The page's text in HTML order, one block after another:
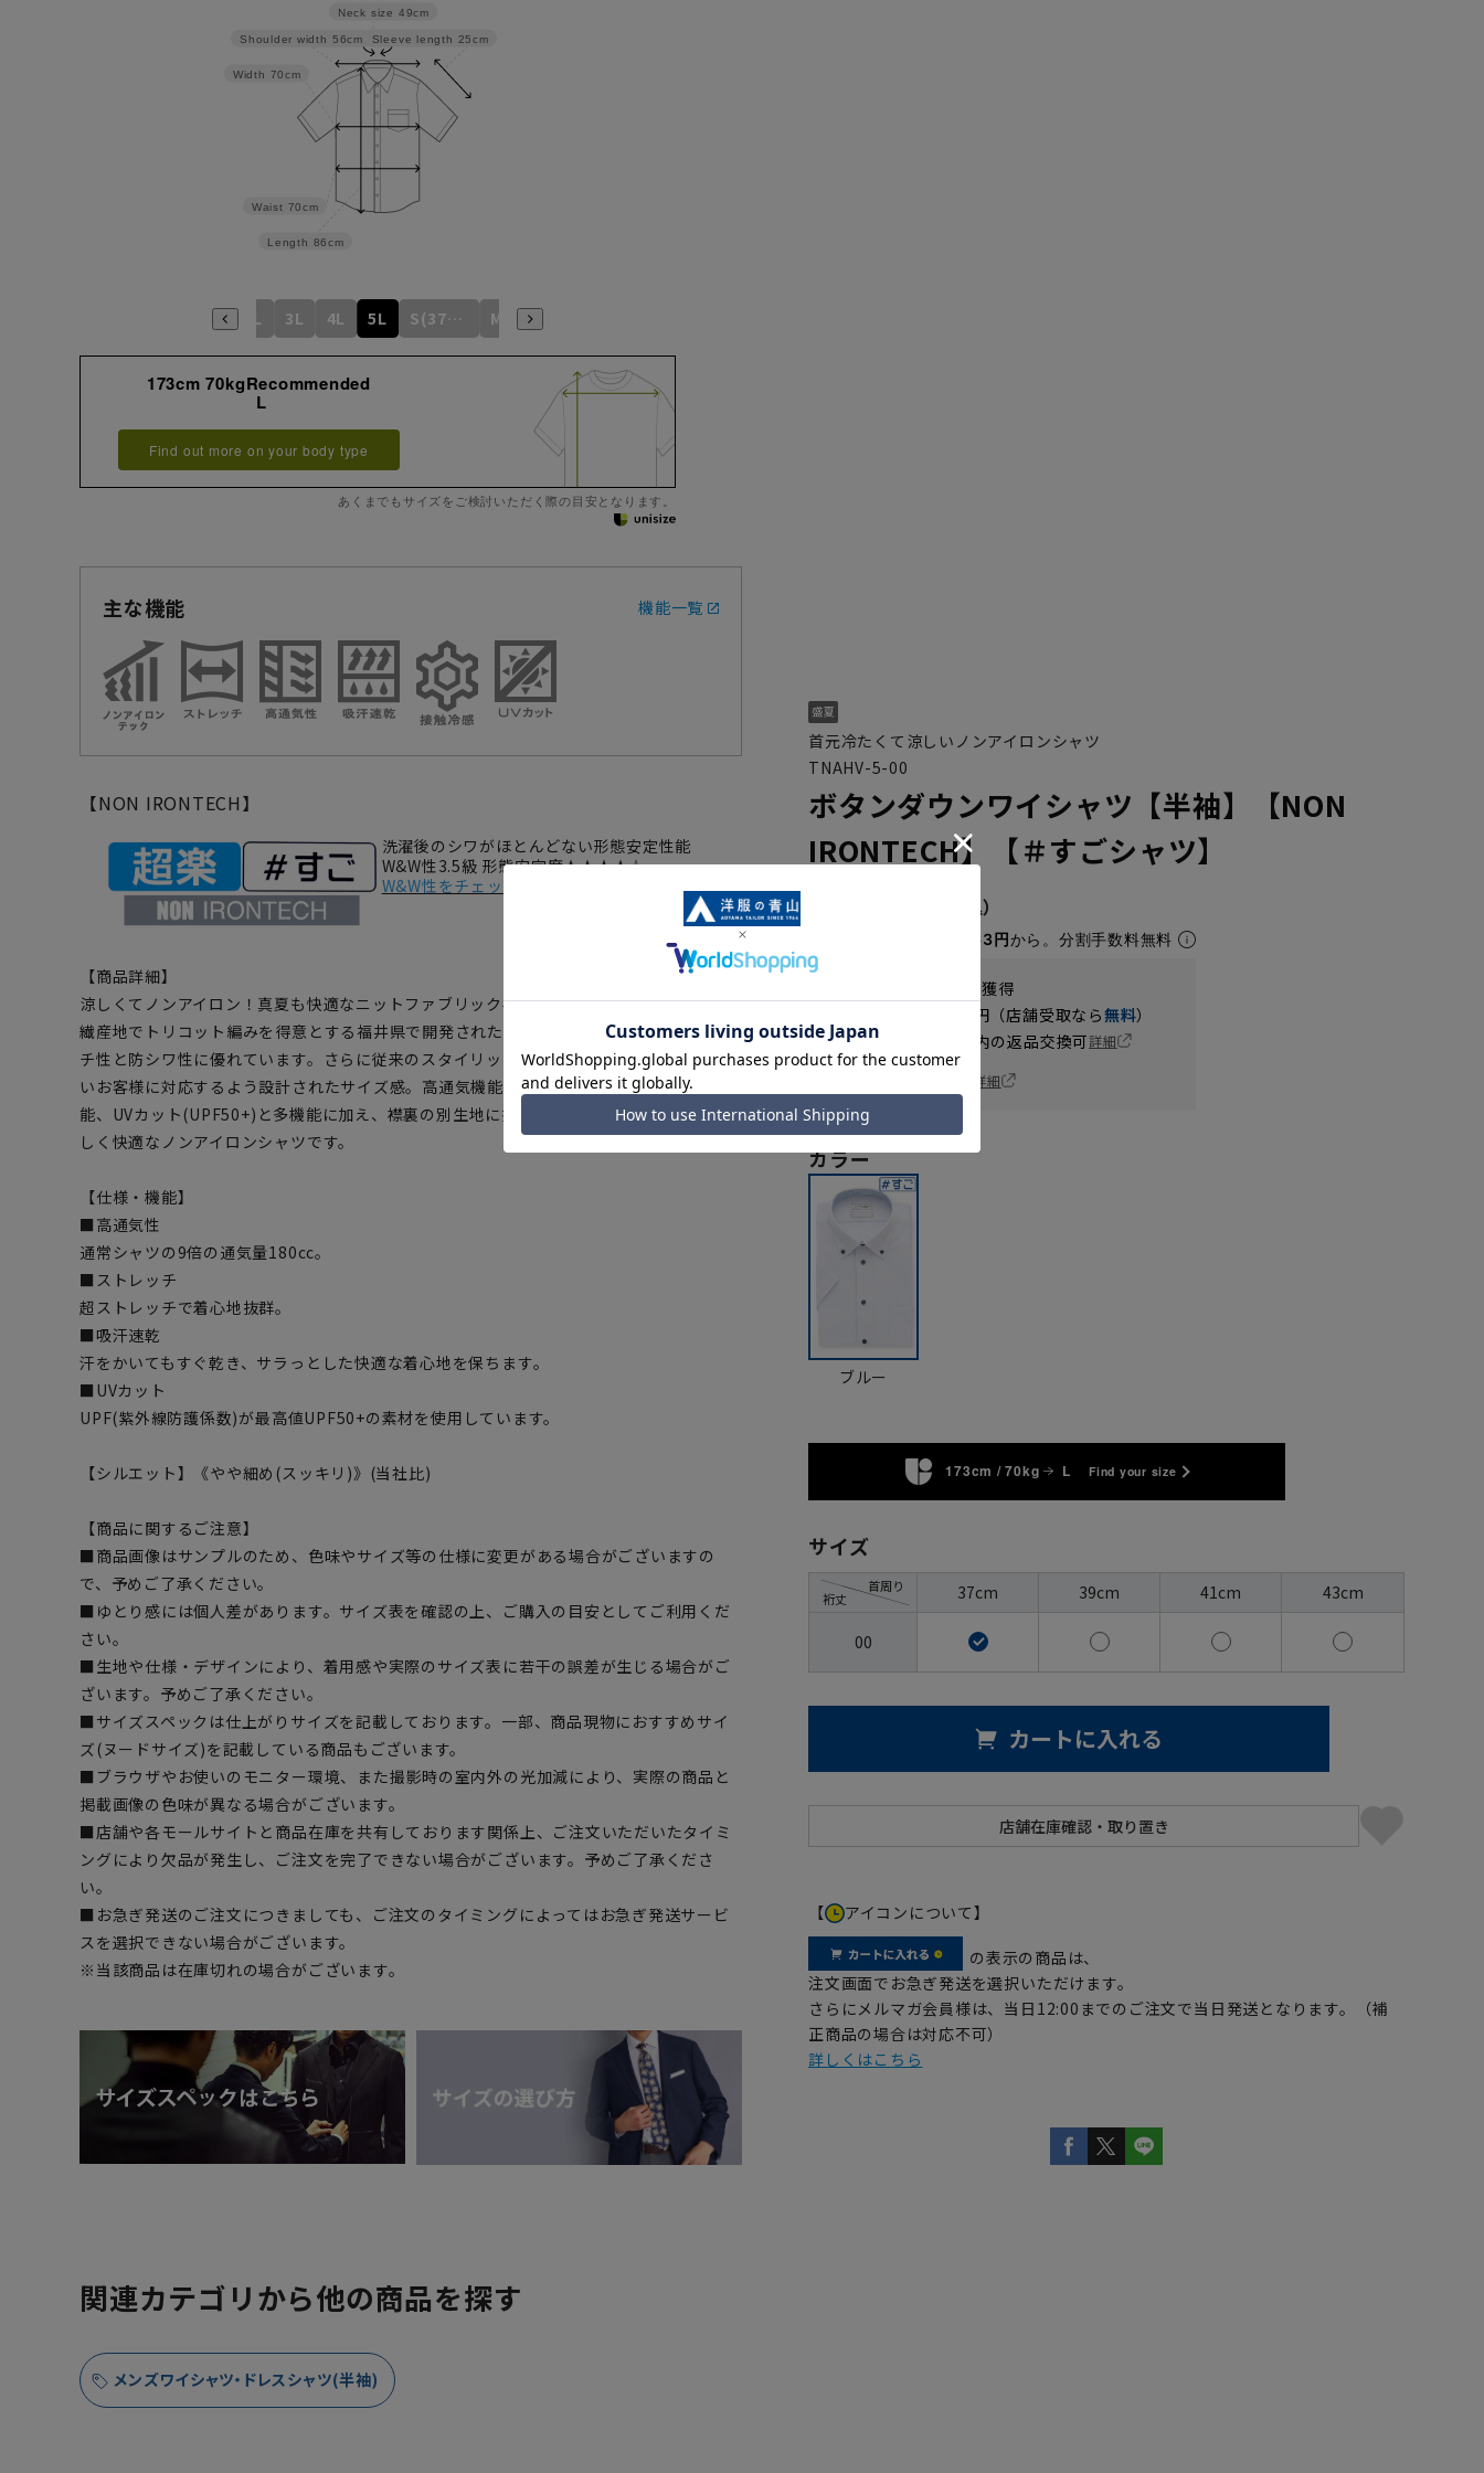
Sleeve length 25cm
Neck size 49cm
Length 86cm
Waist 70cm
Width 70cm
Shoulder width 56cm
LL 3L 4L 5L S(37cm) M(39cm)
173cm 70kgRecommended
L
Find out more on your body type
あくまでもサイズをご検討いただく際の目安となります。
主な機能 機能一覧
【NON IRONTECH】
洗濯後のシワがほとんどない形態安定性能
W&W性3.5級 形態安定度★★★★☆
W&W性をチェック
【商品詳細】
涼しくてノンアイロン！真夏も快適なニットファブリック半袖シャツです。国内有数の合
繊産地でトリコット編みを得意とする福井県で開発された国産のニット素材で、ストレッ
チ性と防シワ性に優れています。さらに従来のスタイリッシュシャツほど細すぎず、幅広
いお客様に対応するよう設計されたサイズ感。高通気機能(通常シャツの9倍)、吸汗速乾機
能、UVカット(UPF50+)と多機能に加え、襟裏の別生地に接触冷感性があり、猛暑でも涼
しく快適なノンアイロンシャツです。
【仕様・機能】
■高通気性
通常シャツの9倍の通気量180cc。
■ストレッチ
超ストレッチで着心地抜群。
■吸汗速乾
汗をかいてもすぐ乾き、サラっとした快適な着心地を保ちます。
■UVカット
UPF(紫外線防護係数)が最高値UPF50+の素材を使用しています。
【シルエット】《やや細め(スッキリ)》(当社比)
【商品に関するご注意】
■商品画像はサンプルのため、色味やサイズ等の仕様に変更がある場合がございますの
で、予めご了承ください。
■ゆとり感には個人差があります。サイズ表を確認の上、ご購入の目安としてご利用くだ
さい。
■生地や仕様・デザインにより、着用感や実際のサイズ表に若干の誤差が生じる場合がご
ざいます。予めご了承ください。
■サイズスペックは仕上がりサイズを記載しております。一部、商品現物におすすめサイ
ズ(ヌードサイズ)を記載している商品もございます。
■ブラウザやお使いのモニター環境、また撮影時の室内外の光加減により、実際の商品と
掲載画像の色味が異なる場合がございます。
■店舗や各モールサイトと商品在庫を共有しております関係上、ご注文いただいたタイミ
ングにより欠品が発生し、ご注文を完了できない場合がございます。予めご了承くださ
い。
■お急ぎ発送のご注文につきましても、ご注文のタイミングによってはお急ぎ発送サービ
スを選択できない場合がございます。
※当該商品は在庫切れの場合がございます。
首元冷たくて涼しいノンアイロンシャツ
TNAHV-5-00
ボタンダウンワイシャツ【半袖】【NON
IRONTECH】【＃すごシャツ】
月々1,463円から。分割手数料無料
pt獲得
円（店舗受取なら無料）
お届けから
日以内の返品交換可詳細
一部対象外商品あり
詳細
カラー
ブルー
173cm / 70kg L Find your size
サイズ
裄丈
首周り 37cm 39cm 41cm 43cm
00
カートに入れる
【 アイコンについて】
の表示の商品は、
注文画面でお急ぎ発送を選択いただけます。
さらにメルマガ会員様は、当日12:00までのご注文で当日発送となります。（補
正商品の場合は対応不可）
詳しくはこちら
関連カテゴリから他の商品を探す
メンズワイシャツ・ドレスシャツ(半袖)